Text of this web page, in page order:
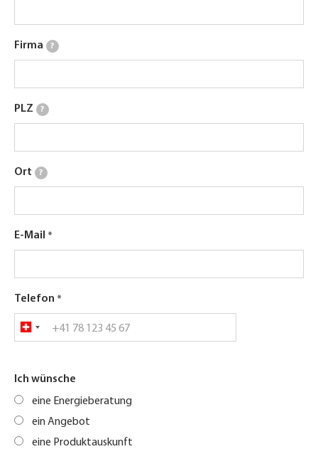
Firma ?
PLZ ?
Ort ?
E-Mail
Telefon
Ich wünsche
eine Energieberatung
ein Angebot
eine Produktauskunft